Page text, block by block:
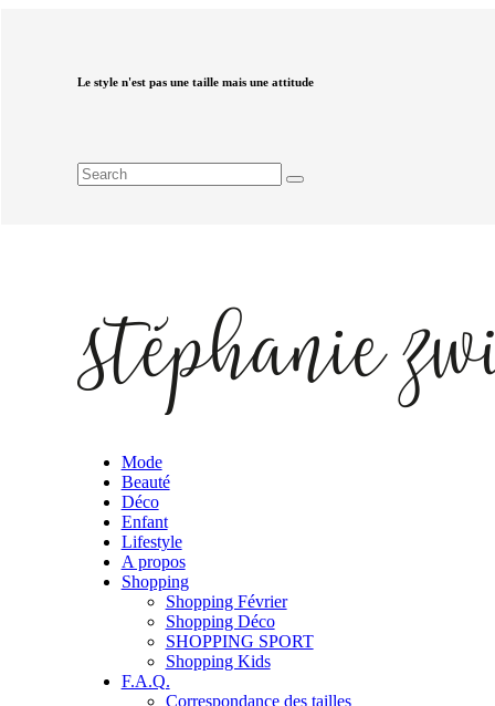
Le style n'est pas une taille mais une attitude
Mode
Beauté
Déco
Enfant
Lifestyle
A propos
Shopping
Shopping Février
Shopping Déco
SHOPPING SPORT
Shopping Kids
F.A.Q.
Correspondance des tailles